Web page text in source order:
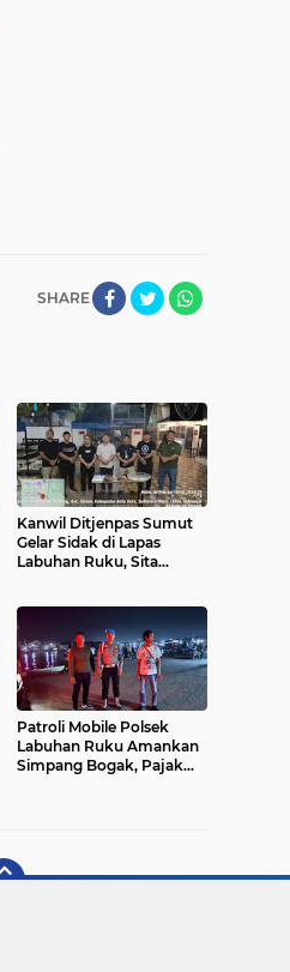
SHARE
Kanwil Ditjenpas Sumut
Gelar Sidak di Lapas
Labuhan Ruku, Sita
Patroli Mobile Polsek
Labuhan Ruku Amankan
Simpang Bogak, Pajak